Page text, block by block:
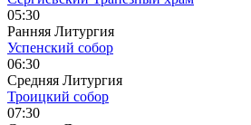
05:30
Ранняя Литургия
Успенский собор
06:30
Средняя Литургия
Троицкий собор
07:30